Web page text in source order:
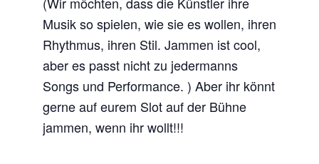
Musik so spielen, wie sie es wollen, ihren
Rhythmus, ihren Stil. Jammen ist cool,
aber es passt nicht zu jedermanns
Songs und Performance. ) Aber ihr könnt
gerne auf eurem Slot auf der Bühne
jammen, wenn ihr wollt!!!